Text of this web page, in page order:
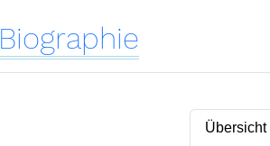
Biographie
Übersicht